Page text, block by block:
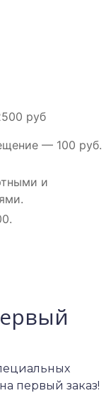
руб
— 100 руб.
и
первый заказ!